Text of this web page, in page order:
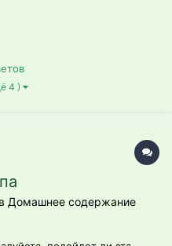
аппетит радует, по
4 )
Домашнее содержание